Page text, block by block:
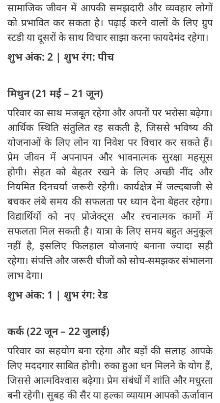
सामाजिक जीवन में आपकी समझदारी और व्यवहार लोगों
को प्रभावित कर सकता है। पढ़ाई करने वालों के लिए ग्रुप
स्टडी या दूसरों के साथ विचार साझा करना फायदेमंद रहेगा।
शुभ अंक: 2 | शुभ रंग: पीच
मिथुन (21 मई – 21 जून)
परिवार का साथ मजबूत रहेगा और अपनों पर भरोसा बढ़ेगा।
आर्थिक स्थिति संतुलित रह सकती है, जिससे भविष्य की
योजनाओं के लिए लोन या निवेश पर विचार कर सकते हैं।
प्रेम जीवन में अपनापन और भावनात्मक सुरक्षा महसूस
होगी। सेहत को बेहतर रखने के लिए अच्छी नींद और
नियमित दिनचर्या जरूरी रहेगी। कार्यक्षेत्र में जल्दबाजी से
बचकर लंबे समय की सफलता पर ध्यान देना बेहतर रहेगा।
विद्यार्थियों को नए प्रोजेक्ट्स और रचनात्मक कामों में
सफलता मिल सकती है। यात्रा के लिए समय बहुत अनुकूल
नहीं है, इसलिए फिलहाल योजनाएं बनाना ज्यादा सही
रहेगा। संपत्ति और जरूरी चीजों को सोच-समझकर संभालना
लाभ देगा।
शुभ अंक: 1 | शुभ रंग: रेड
कर्क (22 जून – 22 जुलाई)
परिवार का सहयोग बना रहेगा और बड़ों की सलाह आपके
लिए मददगार साबित होगी। रुका हुआ धन मिलने के योग हैं,
जिससे आत्मविश्वास बढ़ेगा। प्रेम संबंधों में शांति और मधुरता
बनी रहेगी। सुबह की सैर या हल्का व्यायाम आपको ऊर्जावान